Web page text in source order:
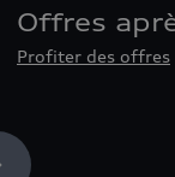
Offres
Profiter des offres